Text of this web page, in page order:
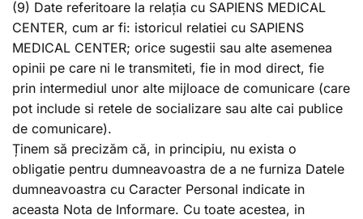
(9) Date referitoare la relația cu SAPIENS MEDICAL
CENTER, cum ar fi: istoricul relatiei cu SAPIENS
MEDICAL CENTER; orice sugestii sau alte asemenea
opinii pe care ni le transmiteti, fie in mod direct, fie
prin intermediul unor alte mijloace de comunicare (care
pot include si retele de socializare sau alte cai publice
de comunicare).
Ținem să precizăm că, in principiu, nu exista o
obligatie pentru dumneavoastra de a ne furniza Datele
dumneavoastra cu Caracter Personal indicate in
aceasta Nota de Informare. Cu toate acestea, in